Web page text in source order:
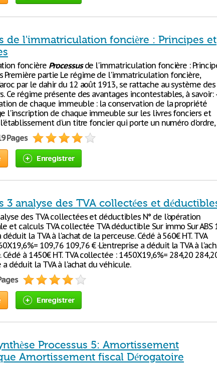
de l'immatriculation foncière : Principes et
foncière Processusde l'immatriculation foncière :
Première partie Le régime de l'immatriculation foncière,
par le dahir du 12 août 1913, se rattache au système des
Ce régime présente des avantages incontestables, à savoir:
de chaque immeuble : la conservation de la propriété
l'inscription de chaque immeuble sur les livres fonciers et
d'un titre foncier qui porte un numéro d'ordre,
Pages
Enregistrer
3 analyse des TVA collectées et
des TVA collectées et déductibles N° de l'opération
et calculs TVA collectée TVA déductible Sur immo Sur ABS
déduit la TVA à l'achat de la perceuse. Cédé à 560€ HT. TVA
109,76 109,76 € ∙L'entreprise a déduit la TVA à
Cédé à 1450€ HT. TVA collectée : 1450X19,6%= 284,20
a déduit la TVA à l'achat du véhicule.
Enregistrer
Processus 5: Amortissement
Amortissement fiscal Dérogatoire